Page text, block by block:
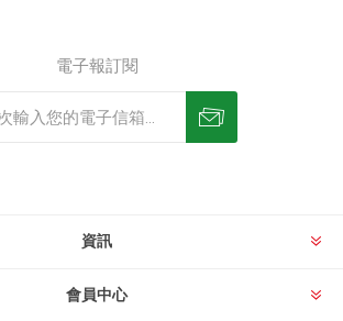
電子報訂閱
資訊
會員中心